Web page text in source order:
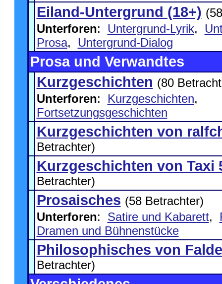
Eiland-Untergrund (18+)
Unterforen: Untergrund-Lyrik,
Prosa, Untergrund-Dialog
Prosa und Verwandtes
Kurzgeschichten (80
Unterforen: Kurzgeschichten,
Fortsetzungsgeschichten
Kurzgeschichten von
Betrachter)
Kurzgeschichten von Taxi
Betrachter)
Prosaisches (58 Betrachter)
Unterforen: Satire und Kabarett,
Dramen und Bühnenstücke
Philosophisches von
Betrachter)